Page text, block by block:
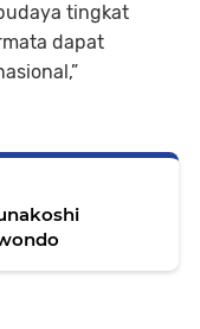
tingkat
dapat